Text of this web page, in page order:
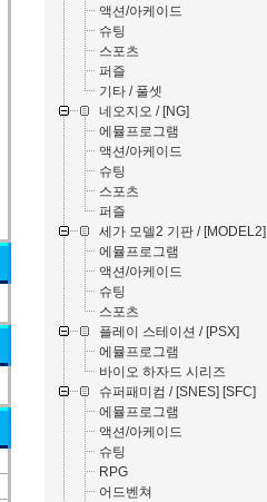
액션/아케이드
슈팅
스포츠
퍼즐
기타 / 풀셋
네오지오 / [NG]
에뮬프로그램
액션/아케이드
슈팅
스포츠
퍼즐
세가 모델2 기판 / [MODEL2]
에뮬프로그램
액션/아케이드
슈팅
스포츠
플레이 스테이션 / [PSX]
에뮬프로그램
바이오 하자드 시리즈
슈퍼패미컴 / [SNES] [SFC]
에뮬프로그램
액션/아케이드
슈팅
RPG
어드벤쳐